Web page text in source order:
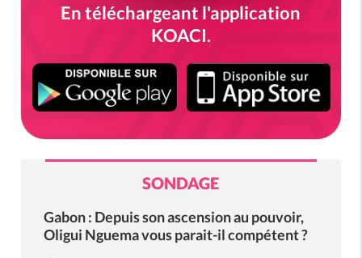
En téléchargeant l'application
KOACI.
SONDAGE
Gabon : Depuis son ascension au pouvoir,
Oligui Nguema vous parait-il compétent ?